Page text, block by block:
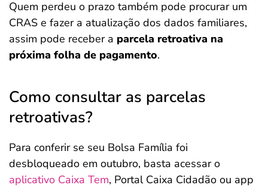
Quem perdeu o prazo também pode procurar um
CRAS e fazer a atualização dos dados familiares,
assim pode receber a parcela retroativa na
próxima folha de pagamento.
Como consultar as parcelas
retroativas?
Para conferir se seu Bolsa Família foi
desbloqueado em outubro, basta acessar o
aplicativo Caixa Tem, Portal Caixa Cidadão ou app